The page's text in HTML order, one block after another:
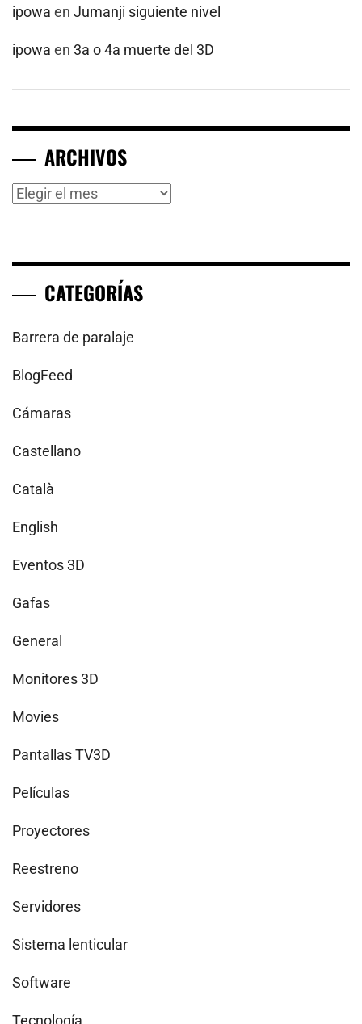
ipowa en Jumanji siguiente nivel
ipowa en 3a o 4a muerte del 3D
ARCHIVOS
Archivos
CATEGORÍAS
Barrera de paralaje
BlogFeed
Cámaras
Castellano
Català
English
Eventos 3D
Gafas
General
Monitores 3D
Movies
Pantallas TV3D
Películas
Proyectores
Reestreno
Servidores
Sistema lenticular
Software
Tecnología